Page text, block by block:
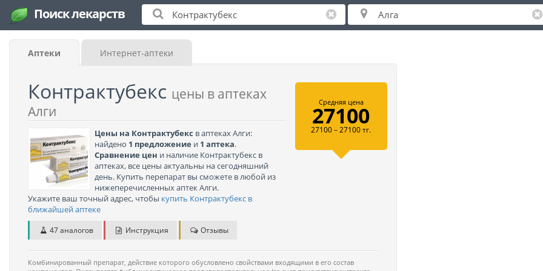
Поиск лекарств
Аптеки Интернет-аптеки
Контрактубекс цены в аптеках
Алги
Цены на Контрактубекс в аптеках Алги:
найдено 1 предложение и 1 аптека.
Сравнение цен и наличие Контрактубекс в
аптеках, все цены актуальны на сегодняшний
день. Купить перепарат вы сможете в любой из
нижеперечисленных аптек Алги.
Укажите ваш точный адрес, чтобы купить Контрактубекс в
ближайшей аптеке
47 аналогов Инструкция Отзывы
Средняя цена
27100
27100 – 27100 тг.
Комбинированный препарат, действие которого обусловлено свойствами входящими в его состав